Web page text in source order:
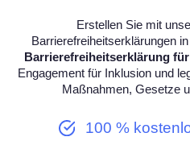
Erstellen Sie mit
Barrierefreiheitserklärungen
Barrierefreiheitserklärung für
Engagement für Inklusion und
Maßnahmen, Gesetze
100 %